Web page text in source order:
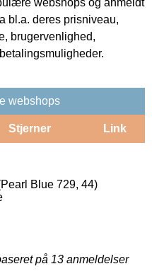
bl.a. deres prisniveau,
brugervenlighed,
webshops
Stjerner Link
Blue 729, 44)
på 13 anmeldelser